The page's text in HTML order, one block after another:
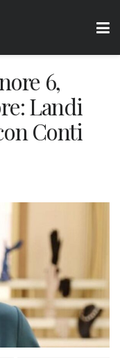
6,
Landi
Conti